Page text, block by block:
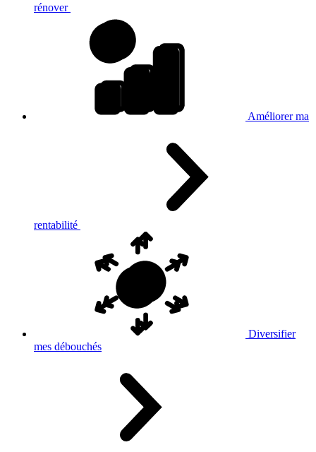
rénover
Améliorer ma
rentabilité
Diversifier
mes débouchés